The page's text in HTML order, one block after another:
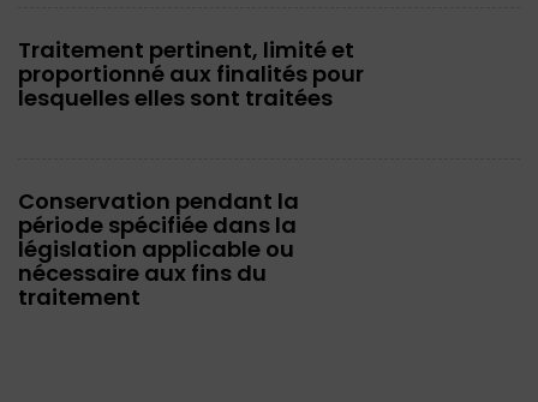
Traitement pertinent, limité et
proportionné aux finalités pour
lesquelles elles sont traitées
Conservation pendant la
période spécifiée dans la
législation applicable ou
nécessaire aux fins du
traitement